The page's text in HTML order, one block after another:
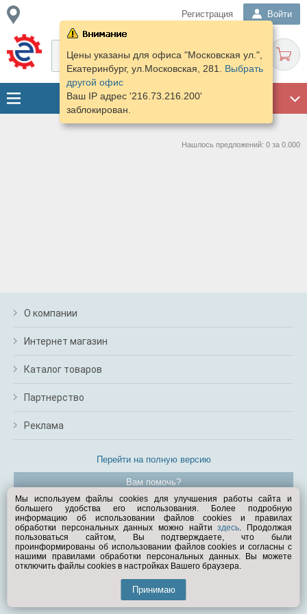
Регистрация Войти
Цены указаны для офиса "Московская ул.",
Екатеринбург, ул.Московская, 281. Выбрать
другой офис
Ваш IP адрес '216.73.216.200'
заблокирован.
Нашлось предложений: 0 за 0.000
О компании
Интернет магазин
Каталог товаров
Партнерство
Реклама
Перейти на полную версию
Вам помочь?
© Exist.ru 1998—2026
Мы используем файлы cookies для улучшения работы сайта и
большего удобства его использования. Более подробную
информацию об использовании файлов cookies и правилах
обработки персональных данных можно найтиздесь. Продолжая
пользоваться сайтом, Вы подтверждаете, что были
проинформированы об использовании файлов cookies и согласны с
нашими правилами обработки персональных данных. Вы можете
отключить файлы cookies в настройках Вашего браузера.
Принимаю